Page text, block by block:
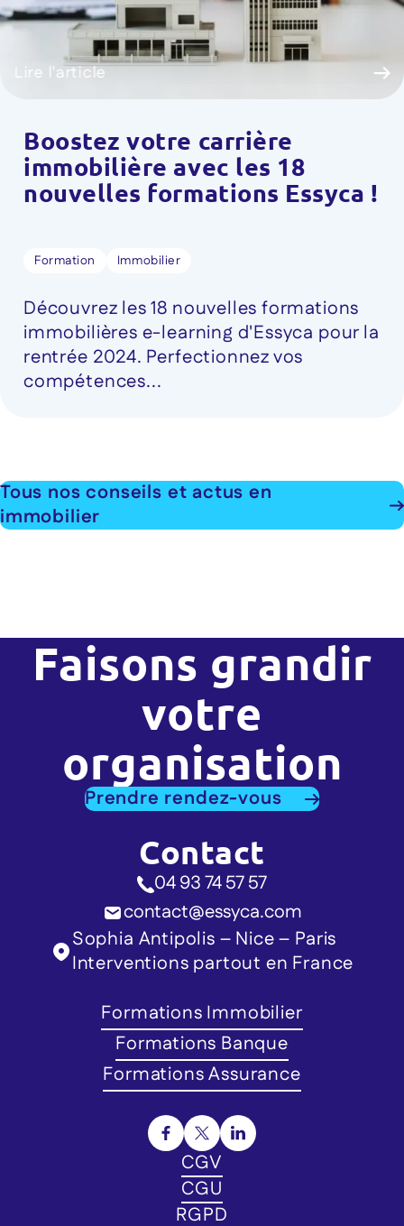
Lire l'article
Boostez votre carrière
immobilière avec les 18
nouvelles formations Essyca !
Formation Immobilier
Découvrez les 18 nouvelles formations
immobilières e-learning d'Essyca pour la
rentrée 2024. Perfectionnez vos
compétences...
Tous nos conseils et actus en
immobilier
Faisons grandir
votre
organisation
Prendre rendez-vous
Contact
04 93 74 57 57
contact@essyca.com
Sophia Antipolis – Nice – Paris
Interventions partout en France
Formations Immobilier
Formations Banque
Formations Assurance
CGV
CGU
RGPD